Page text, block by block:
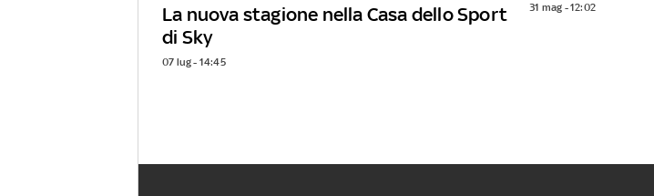
La nuova stagione nella Casa dello Sport
di Sky
07 lug - 14:45
31 mag - 12:02